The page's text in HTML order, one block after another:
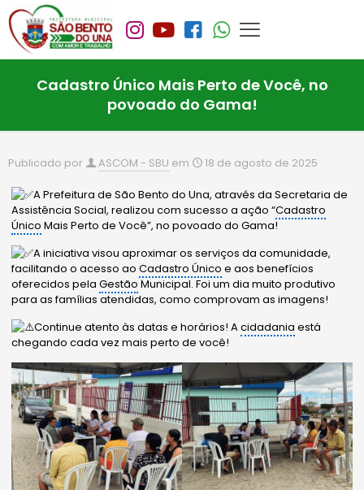
Cadastro Único Mais Perto de Você, no
povoado do Gama!
Publicado por ASCOM - SBU em 18 de agosto de 2025
A Prefeitura de São Bento do Una, através da Secretaria de
Assistência Social, realizou com sucesso a ação “Cadastro
Único Mais Perto de Você”, no povoado do Gama!
A iniciativa visou aproximar os serviços da comunidade,
facilitando o acesso aoCadastro Único e aos benefícios
oferecidos pelaGestão Municipal. Foi um dia muito produtivo
para as famílias atendidas, como comprovam as imagens!
Continue atento às datas e horários! Acidadania está
chegando cada vez mais perto de você!